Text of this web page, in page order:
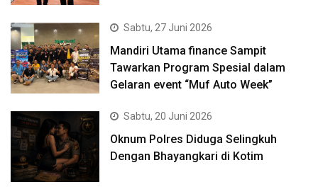
Sabtu, 27 Juni 2026
Mandiri Utama finance Sampit
Tawarkan Program Spesial dalam
Gelaran event “Muf Auto Week”
Sabtu, 20 Juni 2026
Oknum Polres Diduga Selingkuh
Dengan Bhayangkari di Kotim